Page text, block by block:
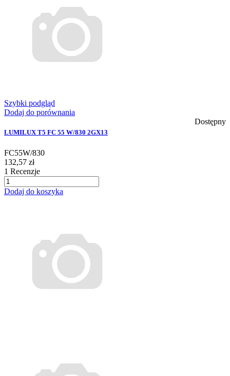
Szybki podgląd
Dodaj do porównania
Dostępny
LUMILUX T5 FC 55 W/830 2GX13
FC55W/830
132,57 zł
1 Recenzje
Dodaj do koszyka